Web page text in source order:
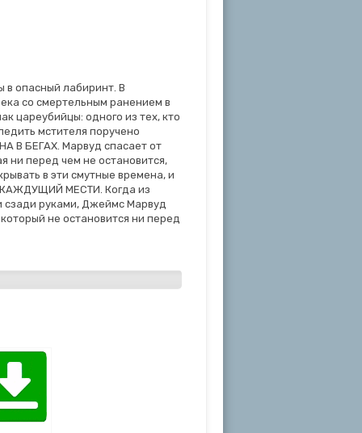
в опасный лабиринт. В
со смертельным ранением в
цареубийцы: одного из тех, кто
мстителя поручено
В БЕГАХ. Марвуд спасает от
ни перед чем не остановится,
в эти смутные времена, и
ЖАЖДУЩИЙ МЕСТИ. Когда из
сзади руками, Джеймс Марвуд
не остановится ни перед